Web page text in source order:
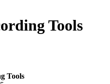
Tools
Tools